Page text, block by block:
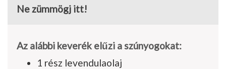
Ne zümmögj itt!
Az alábbi keverék elűzi a szúnyogokat:
1 rész levendulaolaj